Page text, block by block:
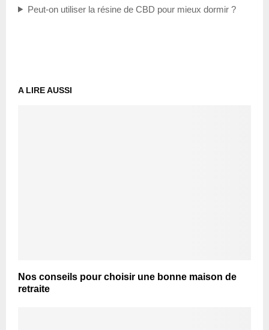
Peut-on utiliser la résine de CBD pour mieux dormir ?
A LIRE AUSSI
Nos conseils pour choisir une bonne maison de
retraite